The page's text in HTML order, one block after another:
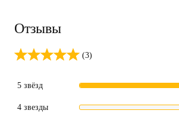
Отзывы
(3)
5 звёзд
4 звезды